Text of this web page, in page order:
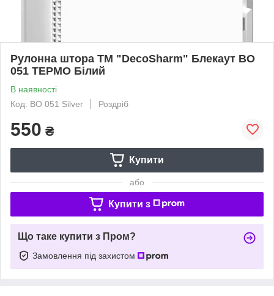
Рулонна штора TM "DecoSharm" Блекаут ВО
051 ТЕРМО Білий
В наявності
Код: ВО 051 Silver
Роздріб
550 ₴
Купити
або
Купити з
Що таке купити з Пром?
Замовлення під захистом